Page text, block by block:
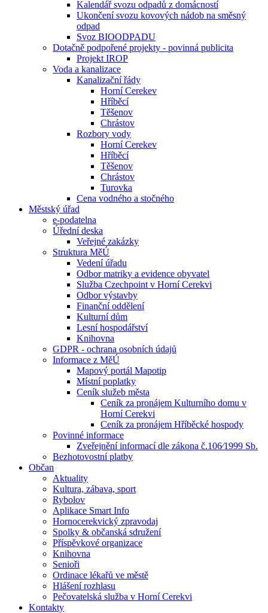
Kalendář svozu odpadů z domácností
Ukončení svozu kovových nádob na směsný
odpad
Svoz BIOODPADU
Dotačně podpořené projekty - povinná publicita
Projekt IROP
Voda a kanalizace
Kanalizační řády
Horní Cerekev
Hříběcí
Těšenov
Chrástov
Rozbory vody
Horní Cerekev
Hříběcí
Těšenov
Chrástov
Turovka
Cena vodného a stočného
Městský úřad
e-podatelna
Úřední deska
Veřejné zakázky
Struktura MěÚ
Vedení úřadu
Odbor matriky a evidence obyvatel
Služba Czechpoint v Horní Cerekvi
Odbor výstavby
Finanční oddělení
Kulturní dům
Lesní hospodářství
Knihovna
GDPR - ochrana osobních údajů
Informace z MěÚ
Mapový portál Mapotip
Místní poplatky
Ceník služeb města
Ceník za pronájem Kulturního domu v
Horní Cerekvi
Ceník za pronájem Hříběcké hospody
Povinné informace
Zveřejnění informací dle zákona č.106⁄1999 Sb.
Bezhotovostní platby
Občan
Aktuality
Kultura, zábava, sport
Rybolov
Aplikace Smart Info
Hornocerekvický zpravodaj
Spolky & občanská sdružení
Příspěvkové organizace
Knihovna
Senioři
Ordinace lékařů ve městě
Hlášení rozhlasu
Pečovatelská služba v Horní Cerekvi
Kontakty